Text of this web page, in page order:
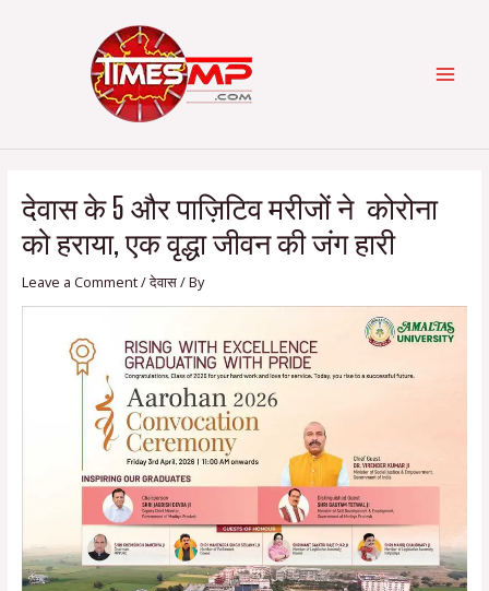
देवास के 5 और पाज़िटिव मरीजों ने कोरोना
को हराया, एक वृद्धा जीवन की जंग हारी
Leave a Comment/देवास/ By
navigation